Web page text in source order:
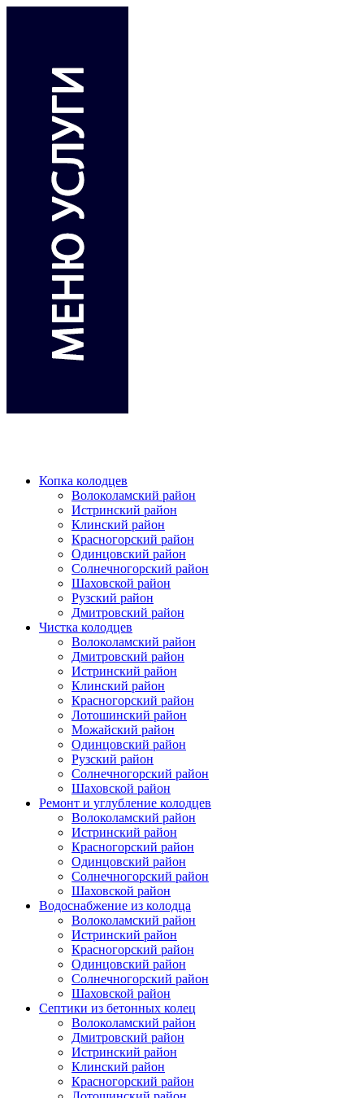
Копка колодцев
Волоколамский район
Истринский район
Клинский район
Красногорский район
Одинцовский район
Солнечногорский район
Шаховской район
Рузский район
Дмитровский район
Чистка колодцев
Волоколамский район
Дмитровский район
Истринский район
Клинский район
Красногорский район
Лотошинский район
Можайский район
Одинцовский район
Рузский район
Солнечногорский район
Шаховской район
Ремонт и углубление колодцев
Волоколамский район
Истринский район
Красногорский район
Одинцовский район
Солнечногорский район
Шаховской район
Водоснабжение из колодца
Волоколамский район
Истринский район
Красногорский район
Одинцовский район
Солнечногорский район
Шаховской район
Септики из бетонных колец
Волоколамский район
Дмитровский район
Истринский район
Клинский район
Красногорский район